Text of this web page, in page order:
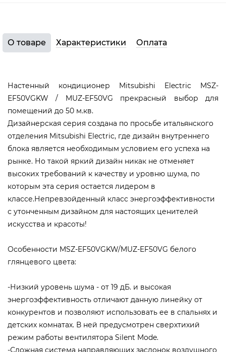
О товаре Характеристики Оплата
Настенный кондиционер Mitsubishi Electric MSZ-
EF50VGKW / MUZ-EF50VG прекрасный выбор для
помещений до 50 м.кв.
Дизайнерская серия создана по просьбе итальянского
отделения Mitsubishi Electric, где дизайн внутреннего
блока является необходимым условием его успеха на
рынке. Но такой яркий дизайн никак не отменяет
высоких требований к качеству и уровню шума, по
которым эта серия остается лидером в
классе.Непревзойденный класс энергоэффективности
с утонченным дизайном для настоящих ценителей
искусства и красоты!
Особенности MSZ-EF50VGKW/MUZ-EF50VG белого
глянцевого цвета:
-Низкий уровень шума - от 19 дБ. и высокая
энергоэффективность отличают данную линейку от
конкурентов и позволяют использовать ее в спальнях и
детских комнатах. В ней предусмотрен сверхтихий
режим работы вентилятора Silent Mode.
-Сложная система направляющих заслонок воздушного